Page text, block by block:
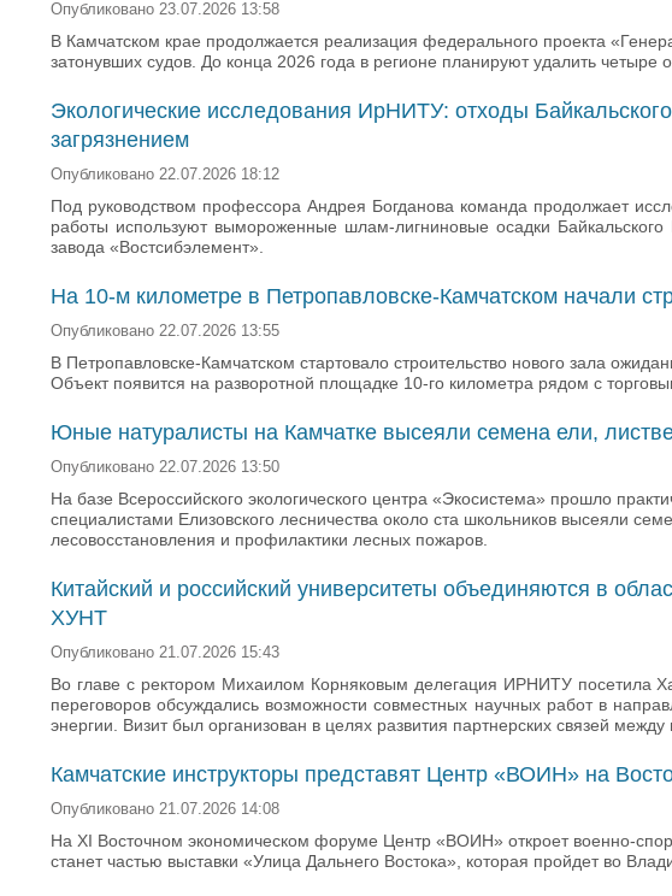
Опубликовано 23.07.2026 13:58
В Камчатском крае продолжается реализация федерального проекта
затонувших судов. До конца 2026 года в регионе планируют удалить четыре
Экологические исследования ИрНИТУ: отходы
загрязнением
Опубликовано 22.07.2026 18:12
Под руководством профессора Андрея Богданова команда продолжает
работы используют вымороженные шлам-лигниновые осадки
завода «Востсибэлемент».
На 10-м километре в Петропавловске-Камчатском начали
Опубликовано 22.07.2026 13:55
В Петропавловске-Камчатском стартовало строительство нового зала
Объект появится на разворотной площадке 10-го километра рядом с
Юные натуралисты на Камчатке высеяли семена ели,
Опубликовано 22.07.2026 13:50
На базе Всероссийского экологического центра «Экосистема» прошло
специалистами Елизовского лесничества около ста школьников высеяли
лесовосстановления и профилактики лесных пожаров.
Китайский и российский университеты объединяются в
ХУНТ
Опубликовано 21.07.2026 15:43
Во главе с ректором Михаилом Корняковым делегация ИРНИТУ посетила
переговоров обсуждались возможности совместных научных работ в
энергии. Визит был организован в целях развития партнерских связей
Камчатские инструкторы представят Центр «ВОИН» на
Опубликовано 21.07.2026 14:08
На XI Восточном экономическом форуме Центр «ВОИН» откроет военно-
станет частью выставки «Улица Дальнего Востока», которая пройдет во